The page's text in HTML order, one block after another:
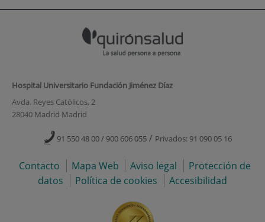
Hospital Universitario Fundación Jiménez Díaz
Avda. Reyes Católicos, 2
28040 Madrid Madrid
91 550 48 00 / 900 606 055 / Privados: 91 090 05 16
Contacto Mapa Web Aviso legal
Protección de
datos
Política de cookies Accesibilidad